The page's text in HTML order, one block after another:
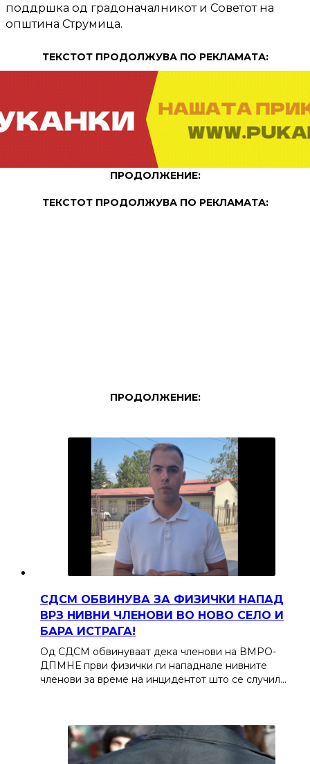
поддршка од градоначалникот и Советот на
општина Струмица.
ТЕКСТОТ ПРОДОЛЖУВА ПО РЕКЛАМАТА:
ПРОДОЛЖЕНИЕ:
ТЕКСТОТ ПРОДОЛЖУВА ПО РЕКЛАМАТА:
ПРОДОЛЖЕНИЕ:
СДСМ ОБВИНУВА ЗА ФИЗИЧКИ НАПАД
ВРЗ НИВНИ ЧЛЕНОВИ ВО НОВО СЕЛО И
БАРА ИСТРАГА!
Од СДСМ обвинуваат дека членови на ВМРО-
ДПМНЕ први физички ги нападнале нивните
членови за време на инцидентот што се случил…